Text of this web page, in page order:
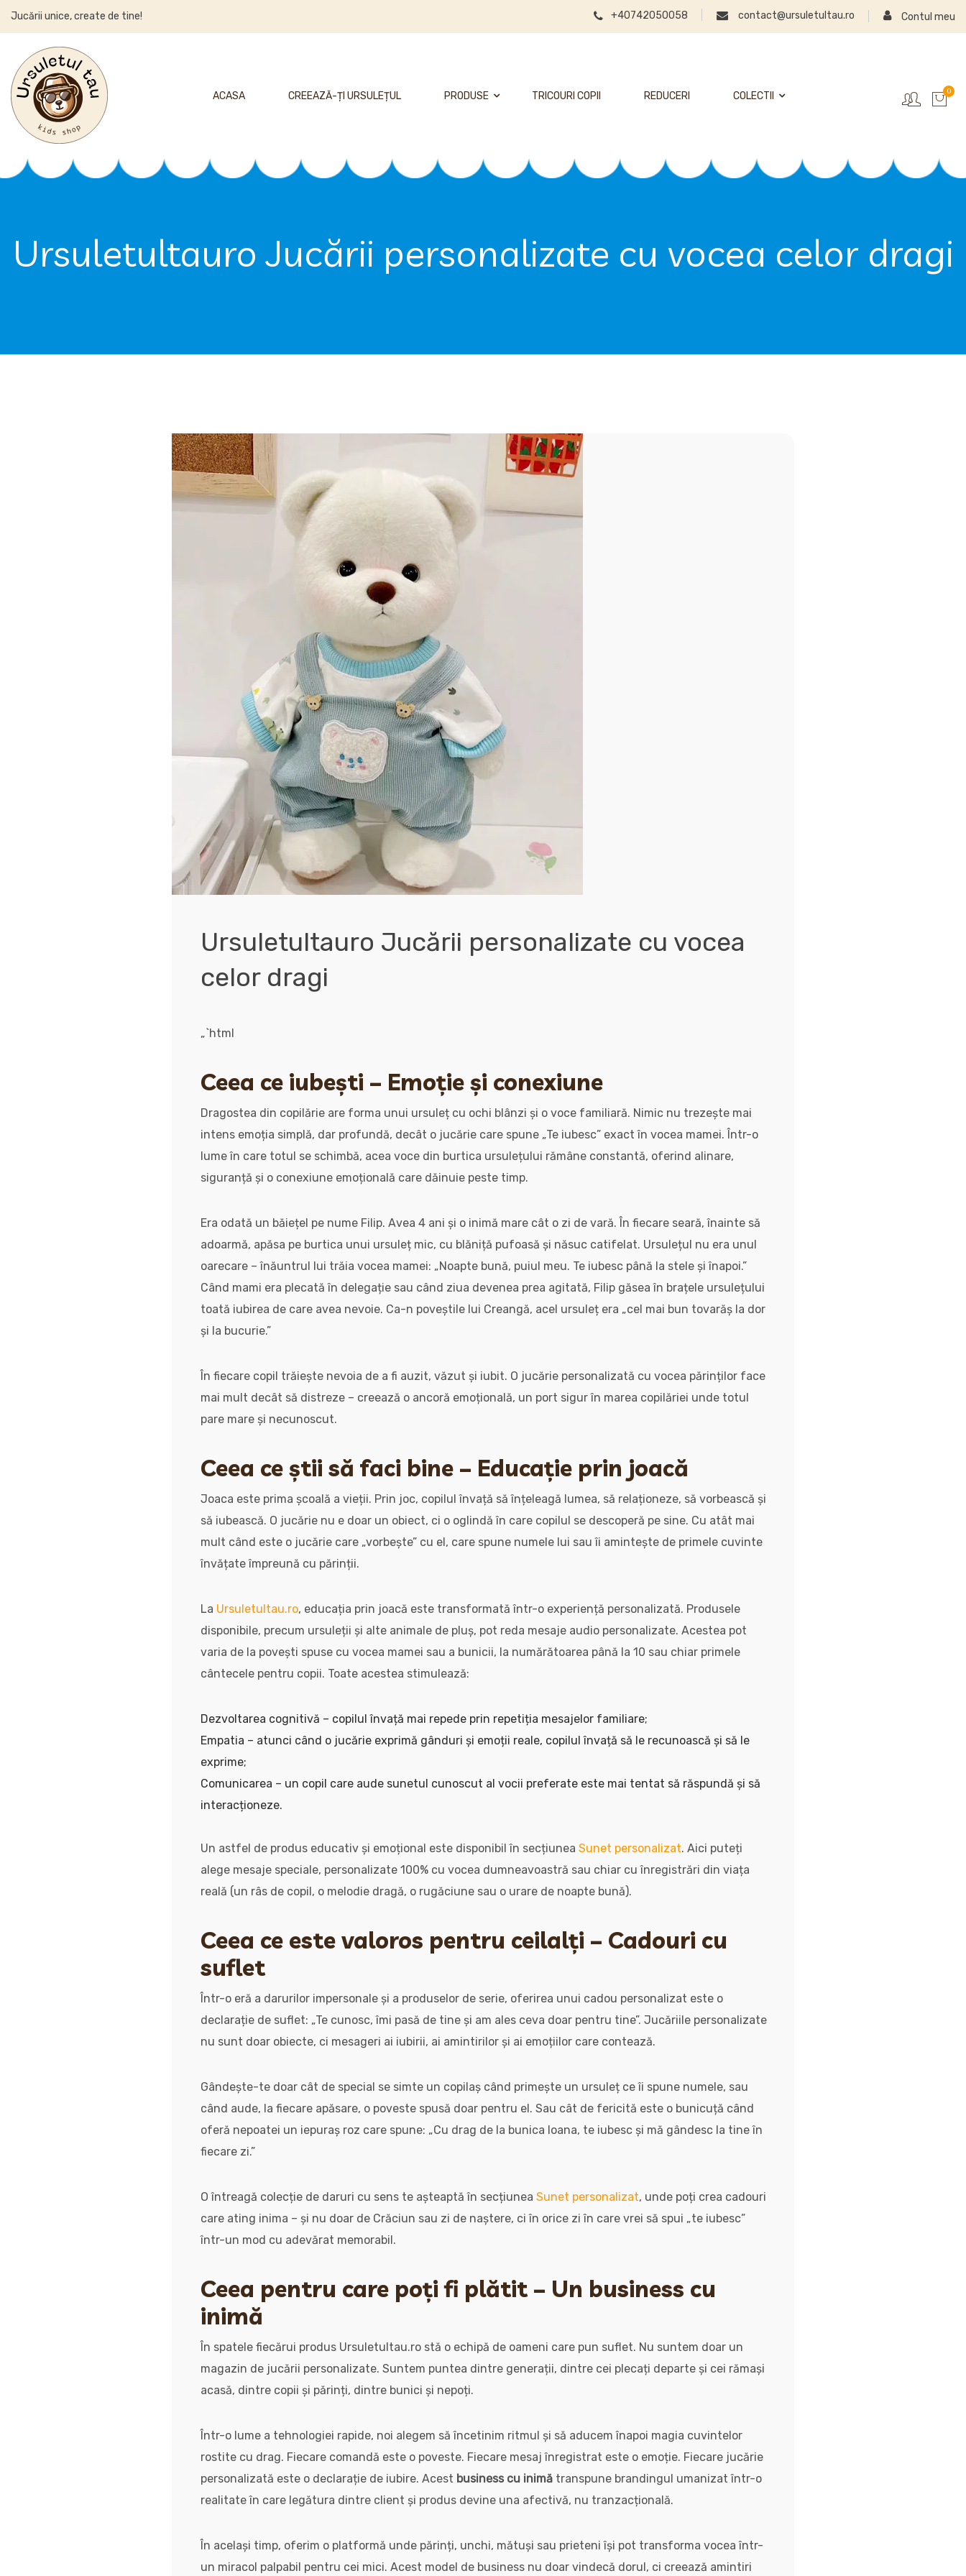
Jucării unice, create de tine! +40742050058 contact@ursuletultau.ro Contul meu
ACASA CREEAZĂ-ȚI URSULEȚUL PRODUSE TRICOURI COPII REDUCERI COLECTII 0
Ursuletultauro Jucării personalizate cu vocea celor dragi
Ursuletultauro Jucării personalizate cu vocea
celor dragi
„`html
Ceea ce iubești – Emoție și conexiune
Dragostea din copilărie are forma unui ursuleț cu ochi blânzi și o voce familiară. Nimic nu trezește mai
intens emoția simplă, dar profundă, decât o jucărie care spune „Te iubesc” exact în vocea mamei. Într-o
lume în care totul se schimbă, acea voce din burtica ursulețului rămâne constantă, oferind alinare,
siguranță și o conexiune emoțională care dăinuie peste timp.
Era odată un băiețel pe nume Filip. Avea 4 ani și o inimă mare cât o zi de vară. În fiecare seară, înainte să
adoarmă, apăsa pe burtica unui ursuleț mic, cu blăniță pufoasă și năsuc catifelat. Ursulețul nu era unul
oarecare – înăuntrul lui trăia vocea mamei: „Noapte bună, puiul meu. Te iubesc până la stele și înapoi.”
Când mami era plecată în delegație sau când ziua devenea prea agitată, Filip găsea în brațele ursulețului
toată iubirea de care avea nevoie. Ca-n poveștile lui Creangă, acel ursuleț era „cel mai bun tovarăș la dor
și la bucurie.”
În fiecare copil trăiește nevoia de a fi auzit, văzut și iubit. O jucărie personalizată cu vocea părinților face
mai mult decât să distreze – creează o ancoră emoțională, un port sigur în marea copilăriei unde totul
pare mare și necunoscut.
Ceea ce știi să faci bine – Educație prin joacă
Joaca este prima școală a vieții. Prin joc, copilul învață să înțeleagă lumea, să relaționeze, să vorbească și
să iubească. O jucărie nu e doar un obiect, ci o oglindă în care copilul se descoperă pe sine. Cu atât mai
mult când este o jucărie care „vorbește” cu el, care spune numele lui sau îi amintește de primele cuvinte
învățate împreună cu părinții.
La Ursuletultau.ro, educația prin joacă este transformată într-o experiență personalizată. Produsele
disponibile, precum ursuleții și alte animale de pluș, pot reda mesaje audio personalizate. Acestea pot
varia de la povești spuse cu vocea mamei sau a bunicii, la numărătoarea până la 10 sau chiar primele
cântecele pentru copii. Toate acestea stimulează:
Dezvoltarea cognitivă – copilul învață mai repede prin repetiția mesajelor familiare;
Empatia – atunci când o jucărie exprimă gânduri și emoții reale, copilul învață să le recunoască și să le
exprime;
Comunicarea – un copil care aude sunetul cunoscut al vocii preferate este mai tentat să răspundă și să
interacționeze.
Un astfel de produs educativ și emoțional este disponibil în secțiunea Sunet personalizat. Aici puteți
alege mesaje speciale, personalizate 100% cu vocea dumneavoastră sau chiar cu înregistrări din viața
reală (un râs de copil, o melodie dragă, o rugăciune sau o urare de noapte bună).
Ceea ce este valoros pentru ceilalți – Cadouri cu
suflet
Într-o eră a darurilor impersonale și a produselor de serie, oferirea unui cadou personalizat este o
declarație de suflet: „Te cunosc, îmi pasă de tine și am ales ceva doar pentru tine”. Jucăriile personalizate
nu sunt doar obiecte, ci mesageri ai iubirii, ai amintirilor și ai emoțiilor care contează.
Gândește-te doar cât de special se simte un copilaș când primește un ursuleț ce îi spune numele, sau
când aude, la fiecare apăsare, o poveste spusă doar pentru el. Sau cât de fericită este o bunicuță când
oferă nepoatei un iepuraș roz care spune: „Cu drag de la bunica Ioana, te iubesc și mă gândesc la tine în
fiecare zi.”
O întreagă colecție de daruri cu sens te așteaptă în secțiunea Sunet personalizat, unde poți crea cadouri
care ating inima – și nu doar de Crăciun sau zi de naștere, ci în orice zi în care vrei să spui „te iubesc”
într-un mod cu adevărat memorabil.
Ceea pentru care poți fi plătit – Un business cu
inimă
În spatele fiecărui produs Ursuletultau.ro stă o echipă de oameni care pun suflet. Nu suntem doar un
magazin de jucării personalizate. Suntem puntea dintre generații, dintre cei plecați departe și cei rămași
acasă, dintre copii și părinți, dintre bunici și nepoți.
Într-o lume a tehnologiei rapide, noi alegem să încetinim ritmul și să aducem înapoi magia cuvintelor
rostite cu drag. Fiecare comandă este o poveste. Fiecare mesaj înregistrat este o emoție. Fiecare jucărie
personalizată este o declarație de iubire. Acest business cu inimă transpune brandingul umanizat într-o
realitate în care legătura dintre client și produs devine una afectivă, nu tranzacțională.
În același timp, oferim o platformă unde părinți, unchi, mătuși sau prieteni își pot transforma vocea într-
un miracol palpabil pentru cei mici. Acest model de business nu doar vindecă dorul, ci creează amintiri